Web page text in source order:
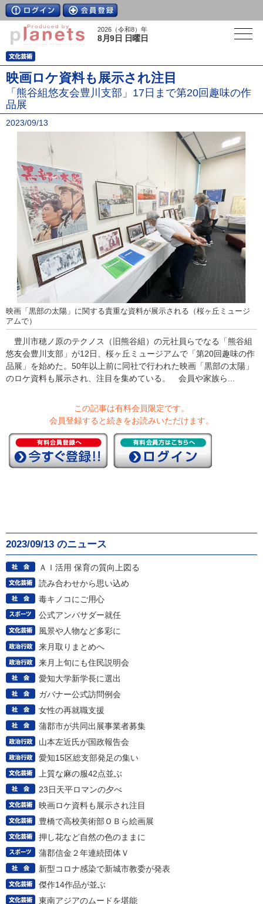
2026（令和8）年
8月9日 日曜日
映画ロケ資料も展示され注目
「熊谷組悠友会豊川支部」17日まで第20回趣味の作
品展
2023/09/13
映画「黒部の太陽」に関する貴重な資料が展示される（桜ヶ丘ミュージ
アムで）
豊川市穂ノ原のテクノス（旧熊谷組）の元社員らでなる「熊谷組
悠友会豊川支部」が12日、桜ヶ丘ミュージアムで「第20回趣味の作
品展」を始めた。50年以上前に同社で行われた映画「黒部の太陽」
のロケ資料も展示され、注目を集めている。 会員や家族ら...
この記事は有料会員限定です。
会員登録すると続きをお読みいただけます。
2023/09/13 のニュース
ＡＩ活用 保育の質向上図る
読み合わせから思い込め
毒キノコにご用心
公式アンバサダー就任
風景や人物など多彩に
来月取りまとめへ
来月上旬にも住民説明会
愛知大学新学長に選出
ガバナー公式訪問例会
女性の再就職支援
蒲郡市が共同出展事業者募集
山本左近氏が国政報告会
愛知15区総支部発足の集い
上質な麻の服42点並ぶ
23日天平ロマンの夕べ
映画ロケ資料も展示され注目
豊橋で高校美術部ＯＢら絵画展
押し花など自然の色のままに
蒲郡信金２年連続団体Ｖ
新型コロナ感染で新城市教委が発表
傑作14作品が並ぶ
東南アジアのムードを堪能